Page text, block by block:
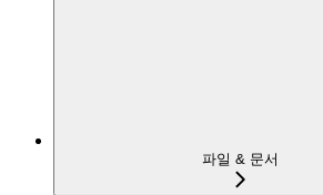
파일 & 문서